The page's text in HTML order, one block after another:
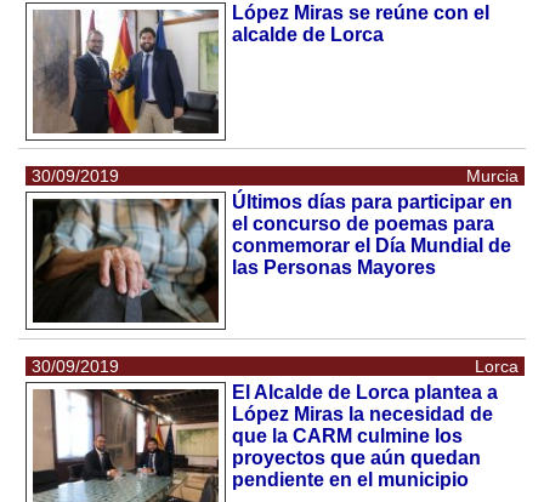
López Miras se reúne con el
alcalde de Lorca
30/09/2019 Murcia
Últimos días para participar en
el concurso de poemas para
conmemorar el Día Mundial de
las Personas Mayores
30/09/2019 Lorca
El Alcalde de Lorca plantea a
López Miras la necesidad de
que la CARM culmine los
proyectos que aún quedan
pendiente en el municipio